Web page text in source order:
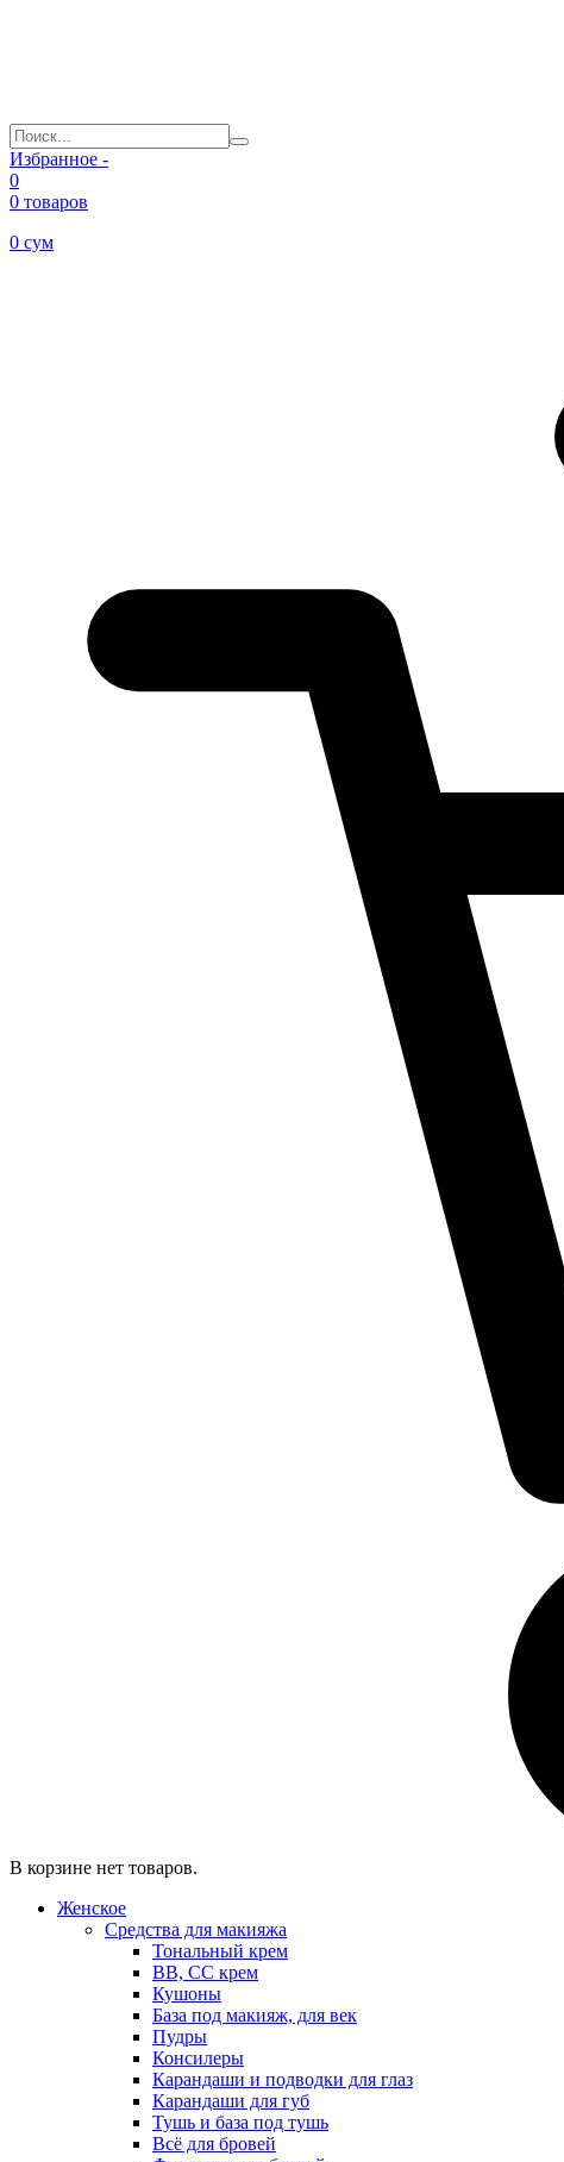
Избранное -
0
0 товаров
0 сум
В корзине нет товаров.
Женское
Средства для макияжа
Тональный крем
BB, CC крем
Кушоны
База под макияж, для век
Пудры
Консилеры
Карандаши и подводки для глаз
Карандаши для губ
Тушь и база под тушь
Всё для бровей